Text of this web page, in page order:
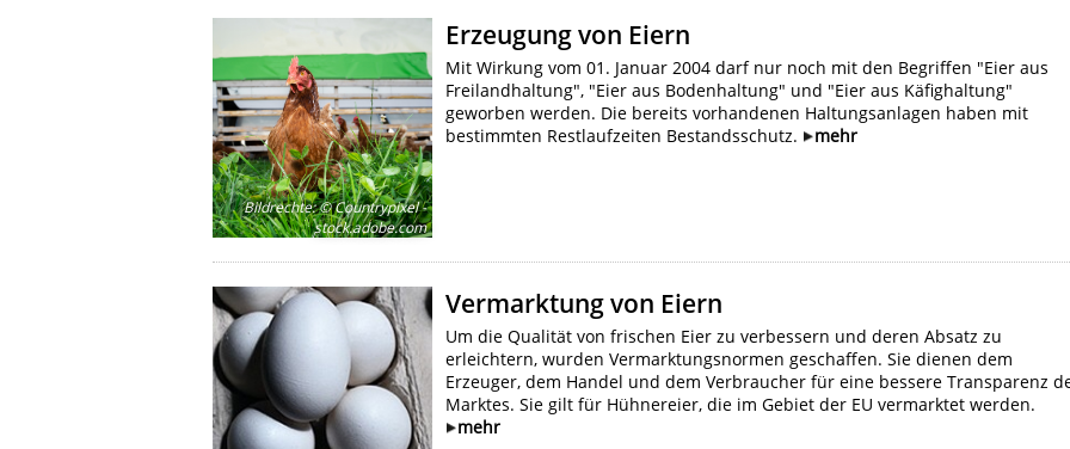
Bildrechte:© Countrypixel -
stock.adobe.com
Erzeugung von Eiern
Mit Wirkung vom 01. Januar 2004 darf nur noch mit den Begriffen "Eier aus
Freilandhaltung", "Eier aus Bodenhaltung" und "Eier aus Käfighaltung"
geworben werden. Die bereits vorhandenen Haltungsanlagen haben mit
bestimmten Restlaufzeiten Bestandsschutz.
mehr
Vermarktung von Eiern
Um die Qualität von frischen Eier zu verbessern und deren Absatz zu
erleichtern, wurden Vermarktungsnormen geschaffen. Sie dienen dem
Erzeuger, dem Handel und dem Verbraucher für eine bessere Transparenz
Marktes. Sie gilt für Hühnereier, die im Gebiet der EU vermarktet werden.
mehr